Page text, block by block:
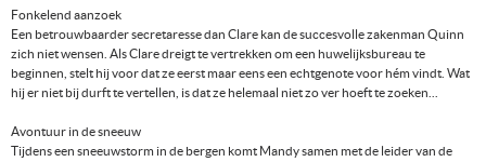
Fonkelend aanzoek
Een betrouwbaarder secretaresse dan Clare kan de succesvolle zakenman Quinn
zich niet wensen. Als Clare dreigt te vertrekken om een huwelijksbureau te
beginnen, stelt hij voor dat ze eerst maar eens een echtgenote voor hém vindt. Wat
hij er niet bij durft te vertellen, is dat ze helemaal niet zo ver hoeft te zoeken...
Avontuur in de sneeuw
Tijdens een sneeuwstorm in de bergen komt Mandy samen met de leider van de